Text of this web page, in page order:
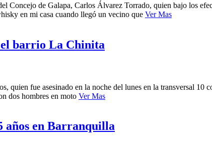
Concejo de Galapa, Carlos Álvarez Torrado, quien bajo los
en mi casa cuando llegó un vecino que Ver Mas
el barrio La Chinita
quien fue asesinado en la noche del lunes en la transversal
dos hombres en moto Ver Mas
años en Barranquilla